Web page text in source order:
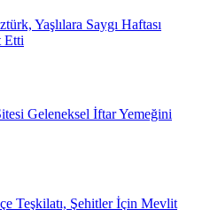
Yaşlılara Saygı Haftası
Etti
Geleneksel İftar Yemeğini
Teşkilatı, Şehitler İçin Mevlit